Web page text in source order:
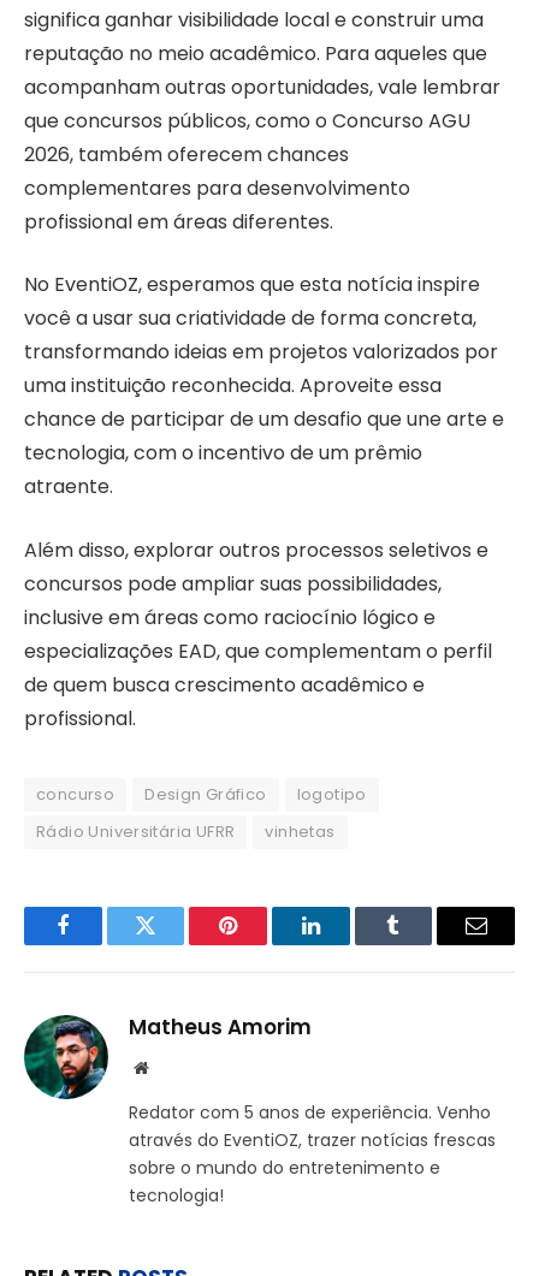
significa ganhar visibilidade local e construir uma
reputação no meio acadêmico. Para aqueles que
acompanham outras oportunidades, vale lembrar
que concursos públicos, como o Concurso AGU
2026, também oferecem chances
complementares para desenvolvimento
profissional em áreas diferentes.
No EventiOZ, esperamos que esta notícia inspire
você a usar sua criatividade de forma concreta,
transformando ideias em projetos valorizados por
uma instituição reconhecida. Aproveite essa
chance de participar de um desafio que une arte e
tecnologia, com o incentivo de um prêmio
atraente.
Além disso, explorar outros processos seletivos e
concursos pode ampliar suas possibilidades,
inclusive em áreas como raciocínio lógico e
especializações EAD, que complementam o perfil
de quem busca crescimento acadêmico e
profissional.
concurso Design Gráfico
logotipo
Rádio Universitária UFRR
vinhetas
FacebookTwitter Pinterest LinkedInTumblr Email
Matheus Amorim
Website
Redator com 5 anos de experiência. Venho
através do EventiOZ, trazer notícias frescas
sobre o mundo do entretenimento e
tecnologia!